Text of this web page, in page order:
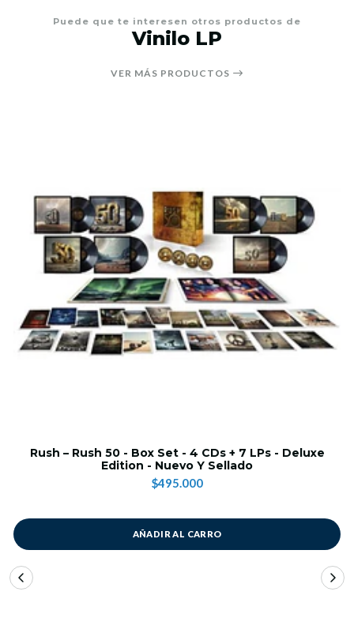
Puede que te interesen otros productos de
Vinilo LP
VER MÁS PRODUCTOS
Rush – Rush 50 - Box Set - 4 CDs + 7 LPs - Deluxe
Edition - Nuevo Y Sellado
$495.000
AÑADIR AL CARRO